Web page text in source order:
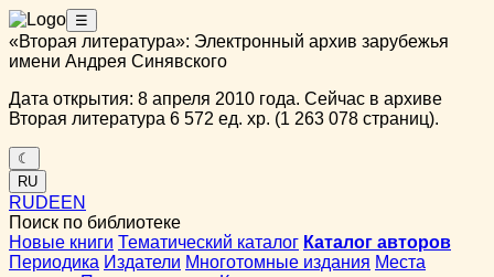
☰
«Вторая литература»: Электронный архив зарубежья
имени Андрея Синявского
Дата открытия: 8 апреля 2010 года. Сейчас в архиве
Вторая литература 6 572 ед. хр. (1 263 078 страниц).
☾
RU
RUDEEN
Поиск по библиотеке
Новые книги Тематический каталог Каталог авторов
Периодика Издатели Многотомные издания Места